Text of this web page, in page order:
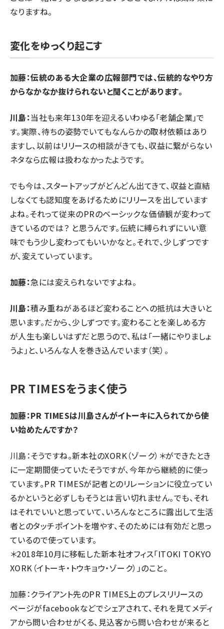
なりますね。
変化をゆっくり起こす
加藤：伝統のある大企業の広報部門では、伝統的なやり方
からなかなか抜けられないと聞くことがあります。
川島：当社も来年130年を迎えるいわゆる「老舗企業」で
す。実際、待ちの姿勢でいてもなんらかの取材依頼はあり
ますし、以前はリリースの相談がきても、収益に繋がらない
ネタなら広報は扱わなかったようです。
でも今は、スタートアップがどんどん出てきて、収益と直結
しなくても認知度をあげるためにリリースを出しています
よね。それって従来のPRのベーシックな価値観が変わって
きているのでは？ と思うんです。伝統に縛られずにいい意
味でもう少し変わってもいいかなと。それで、少しずつです
が、変えていっています。
加藤：急には変えられないですよね。
川島：積み重ねがあるほど変わることへの抵抗は大きいと
思います。だから、少しずつです。変わることを楽しめる方
が人生も楽しいはずだと思うので、私は「一緒にやりましょ
うよ」と、いろんな人を巻き込んでいます（笑）。
PR TIMESをうまく使う
加藤：PR TIMESは川島さんがイトーキに入られてから使
い始めたんですか？
川島：そうですね。新本社のXORK（ゾーク）＊ができたとき
に一定期間使っていたそうですが、今年から継続的に使っ
ています。PR TIMESが記者とのリレーションに役立ってい
るかというと必ずしもそうとは言い切れません。でも、それ
はそれでいいと思っていて、いろんなところに露出して生活
者とのタッチポイントを増やす、そのためには有効だと思っ
ているので使っています。
＊2018年10月に移転した新本社オフィス「ITOKI TOKYO
XORK（イトーキ・トウキョウ・ゾーク）」のこと。
加藤：クライアント先のPR TIMES上のプレスリリースの
ページがfacebookなどでシェアされて、それを見てメディ
アから問い合わせがくる、見込客から問い合わせが来ると